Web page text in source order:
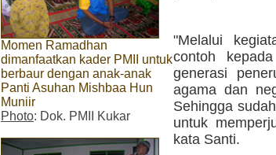
Momen Ramadhan
dimanfaatkan kader PMII untuk
berbaur dengan anak-anak
Panti Asuhan Mishbaa Hun
Muniir
Photo: Dok. PMII Kukar
"Melalui
contoh
generasi
agama dan
Sehingga
untuk
kata Santi.